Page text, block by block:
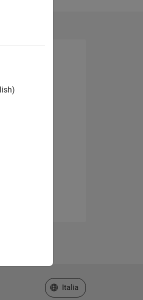
Seleziona un sito web
Italia